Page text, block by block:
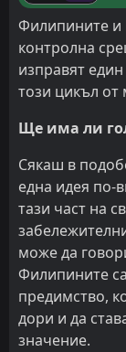
Филипините и
контролна
изправят
този цикъл от
Ще има ли
Сякаш в
една идея по-
тази част на
може да
Филипините
предимство,
дори и да
значение.